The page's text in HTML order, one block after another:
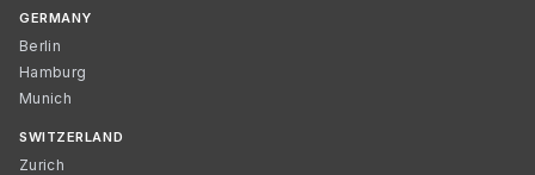
GERMANY
Berlin
Hamburg
Munich
SWITZERLAND
Zurich